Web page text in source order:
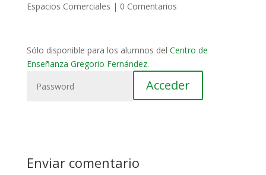
Espacios Comerciales | 0 Comentarios
Sólo disponible para los alumnos del Centro de
Enseñanza Gregorio Fernández.
Enviar comentario